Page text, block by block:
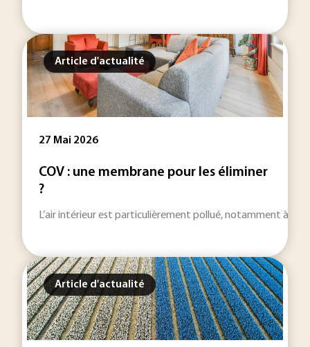
Article d'actualité
27 Mai 2026
COV : une membrane pour les éliminer
?
L’air intérieur est particulièrement pollué, notamment à
Article d'actualité